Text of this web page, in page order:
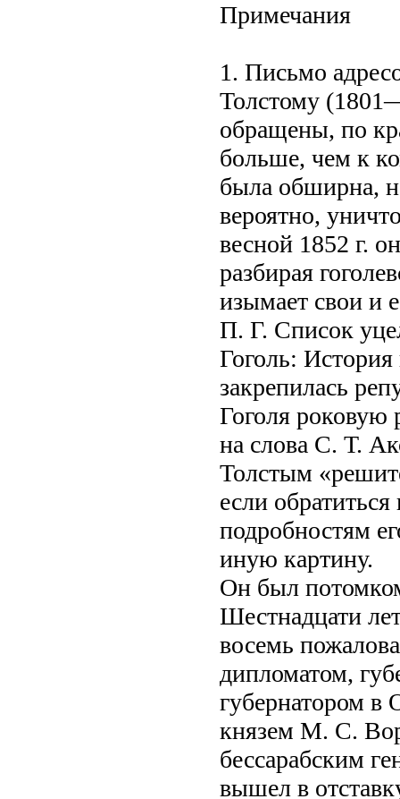
Примечания
1. Письмо
Толстому
обращены, по
больше, чем к
была обширна,
вероятно,
весной 1852 г.
разбирая
изымает свои и
П. Г. Список
Гоголь:
закрепилась
Гоголя роковую
на слова С. Т.
Толстым
если
подробностям
иную картину.
Он был
Шестнадцати
восемь
дипломатом,
губернатором в
князем М. С.
бессарабским
вышел в